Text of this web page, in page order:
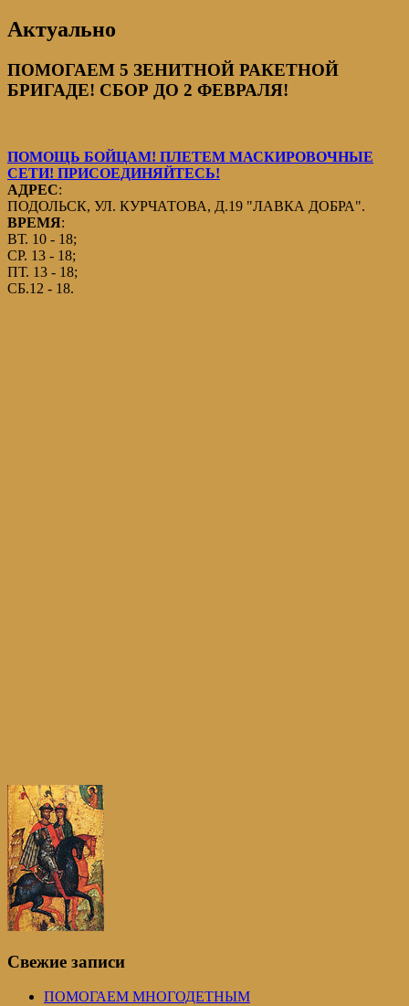
Актуально
ПОМОГАЕМ 5 ЗЕНИТНОЙ РАКЕТНОЙ
БРИГАДЕ! СБОР ДО 2 ФЕВРАЛЯ!
ПОМОЩЬ БОЙЦАМ! ПЛЕТЕМ МАСКИРОВОЧНЫЕ
СЕТИ! ПРИСОЕДИНЯЙТЕСЬ!
АДРЕС:
ПОДОЛЬСК, УЛ. КУРЧАТОВА, Д.19 "ЛАВКА ДОБРА".
ВРЕМЯ:
ВТ. 10 - 18;
СР. 13 - 18;
ПТ. 13 - 18;
СБ.12 - 18.
Свежие записи
ПОМОГАЕМ МНОГОДЕТНЫМ